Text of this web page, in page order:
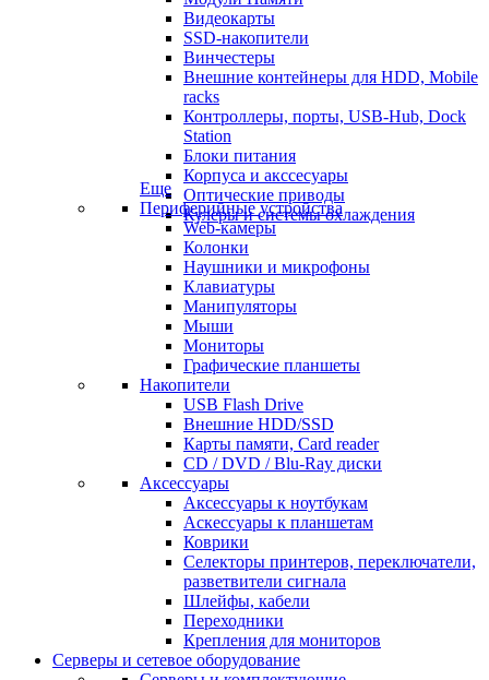
Видеокарты
SSD-накопители
Винчестеры
Внешние контейнеры для HDD, Mobile
racks
Контроллеры, порты, USB-Hub, Dock
Station
Блоки питания
Корпуса и акссесуары
Оптические приводы
Кулеры и системы охлаждения
Еще
Периферийные устройства
Web-камеры
Колонки
Наушники и микрофоны
Клавиатуры
Манипуляторы
Мыши
Мониторы
Графические планшеты
Накопители
USB Flash Drive
Внешние HDD/SSD
Карты памяти, Card reader
CD / DVD / Blu-Ray диски
Аксессуары
Аксессуары к ноутбукам
Аскессуары к планшетам
Коврики
Селекторы принтеров, переключатели,
разветвители сигнала
Шлейфы, кабели
Переходники
Крепления для мониторов
Серверы и сетевое оборудование